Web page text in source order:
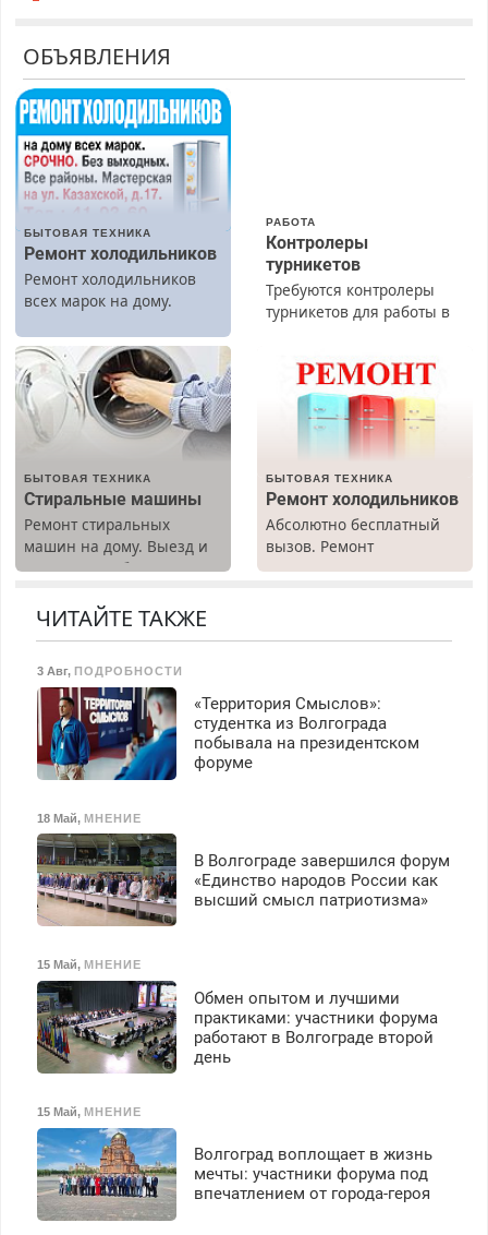
ОБЪЯВЛЕНИЯ
БЫТОВАЯ ТЕХНИКА
Ремонт холодильников
Ремонт холодильников
всех марок на дому.
РАБОТА
Контролеры
турникетов
Требуются контролеры
турникетов для работы в
Прием по ТК РФ. График
работы любой.
Бесплатное проживание.
З/п – до 96000 рублей до
Ежемесячно
выплачивается денежная
премия. Возможно
бесплатное обучение,
получение документов,
безопасности с з/п до
БЫТОВАЯ ТЕХНИКА
Стиральные машины
Ремонт стиральных
машин на дому. Выезд и
диагностика бесплатно.
БЫТОВАЯ ТЕХНИКА
Ремонт холодильников
Абсолютно бесплатный
вызов. Ремонт
холодильников всех
ЧИТАЙТЕ ТАКЖЕ
3 Авг, ПОДРОБНОСТИ
«Территория Смыслов»:
студентка из Волгограда
побывала на президентском
форуме
18 Май, МНЕНИЕ
В Волгограде завершился форум
«Единство народов России как
высший смысл патриотизма»
15 Май, МНЕНИЕ
Обмен опытом и лучшими
практиками: участники форума
работают в Волгограде второй
день
15 Май, МНЕНИЕ
Волгоград воплощает в жизнь
мечты: участники форума под
впечатлением от города-героя